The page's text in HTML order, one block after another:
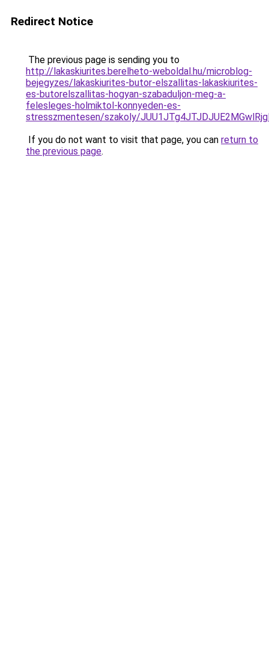
Redirect Notice
The previous page is sending you to
http://lakaskiurites.berelheto-weboldal.hu/microblog-
bejegyzes/lakaskiurites-butor-elszallitas-lakaskiurites-
es-butorelszallitas-hogyan-szabaduljon-meg-a-
felesleges-holmiktol-konnyeden-es-
stresszmentesen/szakoly/
If you do not want to visit that page, you can return to
the previous page.